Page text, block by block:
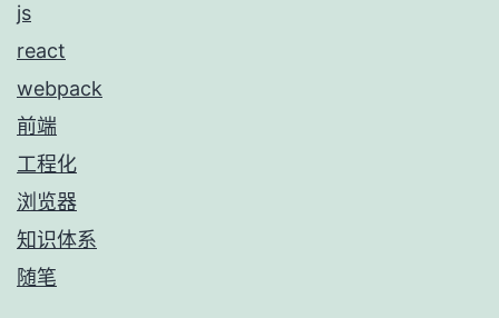
js
react
webpack
前端
工程化
浏览器
知识体系
随笔